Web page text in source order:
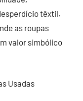
têxtil.
as roupas
valor simbólico
Usadas